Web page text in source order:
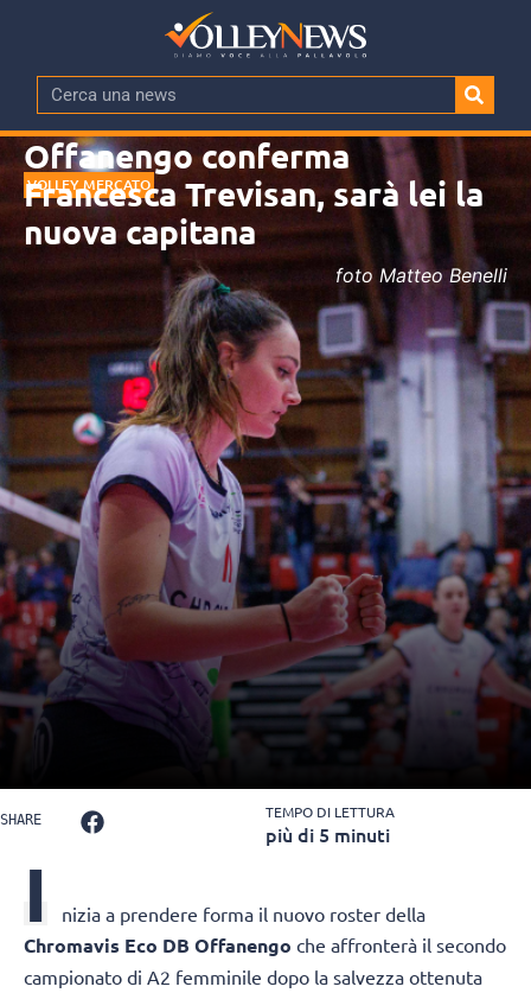
VOLLEY MERCATO
Offanengo conferma
Francesca Trevisan, sarà lei la
nuova capitana
foto Matteo Benelli
SHARE TEMPO DI LETTURA
più di 5 minuti
I nizia a prendere forma il nuovo roster della
Chromavis Eco DB Offanengo che affronterà il secondo
campionato di A2 femminile dopo la salvezza ottenuta